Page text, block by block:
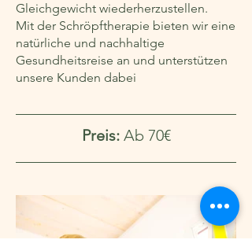
Gleichgewicht wiederherzustellen.
Mit der Schröpftherapie bieten wir eine
natürliche und nachhaltige
Gesundheitsreise an und unterstützen
unsere Kunden dabei
Preis: Ab 70€